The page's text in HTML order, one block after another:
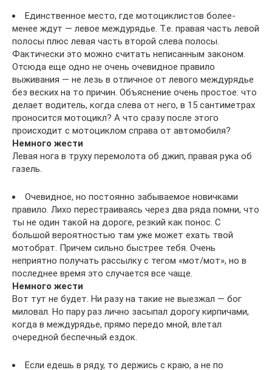
Единственное место, где мотоциклистов более-
менее ждут — левое междурядье. Т.е. правая часть левой
полосы плюс левая часть второй слева полосы.
Фактически это можно считать неписанным законом.
Отсюда еще одно не очень очевидное правило
выживания — не лезь в отличное от левого междурядье
без веских на то причин. Объяснение очень простое: что
делает водитель, когда слева от него, в 15 сантиметрах
проносится мотоцикл? А что сразу после этого
происходит с мотоциклом справа от автомобиля?
Немного жести
Левая нога в труху перемолота об джип, правая рука об
газель.
Очевидное, но постоянно забываемое новичками
правило. Лихо перестраиваясь через два ряда помни, что
ты не один такой на дороге, резкий как понос. С
большой вероятностью там уже может ехать твой
мотобрат. Причем сильно быстрее тебя. Очень
неприятно получать рассылку с тегом «мот/мот», но в
последнее время это случается все чаще.
Немного жести
Вот тут не будет. Ни разу на такие не выезжал — бог
миловал. Но пару раз лично засыпал дорогу кирпичами,
когда в междурядье, прямо передо мной, влетал
очередной беспечный ездок.
Если едешь в ряду, то держись с краю, а не по